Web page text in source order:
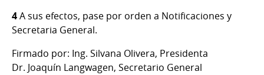
4A sus efectos, pase por orden a Notificaciones y
Secretaria General.
Firmado por: Ing. Silvana Olivera, Presidenta
Dr. Joaquín Langwagen, Secretario General